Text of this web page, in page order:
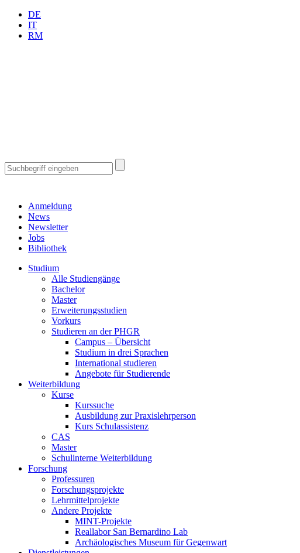
DE
IT
RM
Anmeldung
News
Newsletter
Jobs
Bibliothek
Studium
Alle Studiengänge
Bachelor
Master
Erweiterungsstudien
Vorkurs
Studieren an der PHGR
Campus – Übersicht
Studium in drei Sprachen
International studieren
Angebote für Studierende
Weiterbildung
Kurse
Kurssuche
Ausbildung zur Praxislehrperson
Kurs Schulassistenz
CAS
Master
Schulinterne Weiterbildung
Forschung
Professuren
Forschungsprojekte
Lehrmittelprojekte
Andere Projekte
MINT-Projekte
Reallabor San Bernardino Lab
Archäologisches Museum für Gegenwart